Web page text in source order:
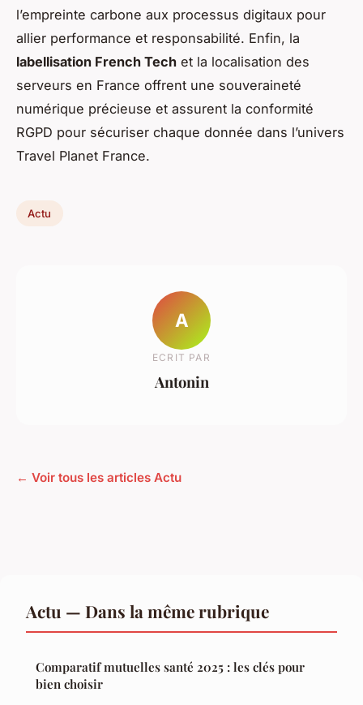
l’empreinte carbone aux processus digitaux pour
allier performance et responsabilité. Enfin, la
labellisation French Tech et la localisation des
serveurs en France offrent une souveraineté
numérique précieuse et assurent la conformité
RGPD pour sécuriser chaque donnée dans l’univers
Travel Planet France.
Actu
A
ECRIT PAR
Antonin
← Voir tous les articles Actu
Actu — Dans la même rubrique
Comparatif mutuelles santé 2025 : les clés pour
bien choisir